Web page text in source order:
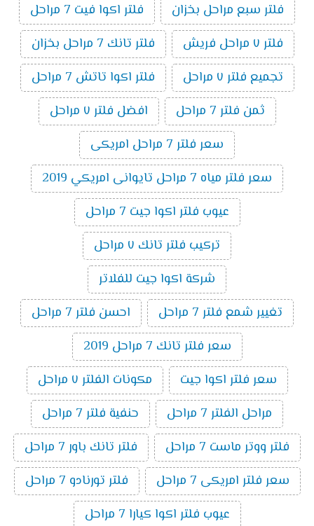
فلتر سبع مراحل بخزان
فلتر اكوا فيت 7 مراحل
فلتر ٧ مراحل فريش
فلتر تانك 7 مراحل بخزان
تجميع فلتر ٧ مراحل
فلتر اكوا تاتش 7 مراحل
ثمن فلتر 7 مراحل
افضل فلتر ٧ مراحل
سعر فلتر 7 مراحل امريكى
سعر فلتر مياه 7 مراحل تايوانى امريكي 2019
عيوب فلتر اكوا جيت 7 مراحل
تركيب فلتر تانك ٧ مراحل
شركة اكوا جيت للفلاتر
تغيير شمع فلتر 7 مراحل
احسن فلتر 7 مراحل
سعر فلتر تانك 7 مراحل 2019
سعر فلتر اكوا جيت
مكونات الفلتر ٧ مراحل
مراحل الفلتر 7 مراحل
حنفية فلتر 7 مراحل
فلتر ووتر ماست 7 مراحل
فلتر تانك باور 7 مراحل
سعر فلتر امريكى 7 مراحل
فلتر تورنادو 7 مراحل
عيوب فلتر اكوا كيارا 7 مراحل